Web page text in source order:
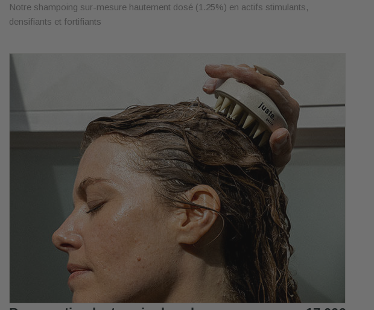
Notre shampoing sur-mesure hautement dosé (1.25%) en actifs stimulants,
densifiants et fortifiants